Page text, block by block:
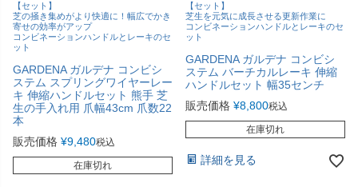
【セット】
芝の掻き集めがより快適に！幅広でかき
寄せの効率がアップ
コンビネーションハンドルとレーキのセ
ット
GARDENA ガルデナ コンビシ
ステム スプリングワイヤーレー
キ 伸縮ハンドルセット 熊手 芝
生の手入れ用 爪幅43cm 爪数22
本
販売価格 ¥9,480税込
在庫切れ
【セット】
芝生を元気に成長させる更新作業に
コンビネーションハンドルとレーキのセ
ット
GARDENA ガルデナ コンビシ
ステム バーチカルレーキ 伸縮
ハンドルセット 幅35センチ
販売価格 ¥8,800税込
在庫切れ
詳細を見る